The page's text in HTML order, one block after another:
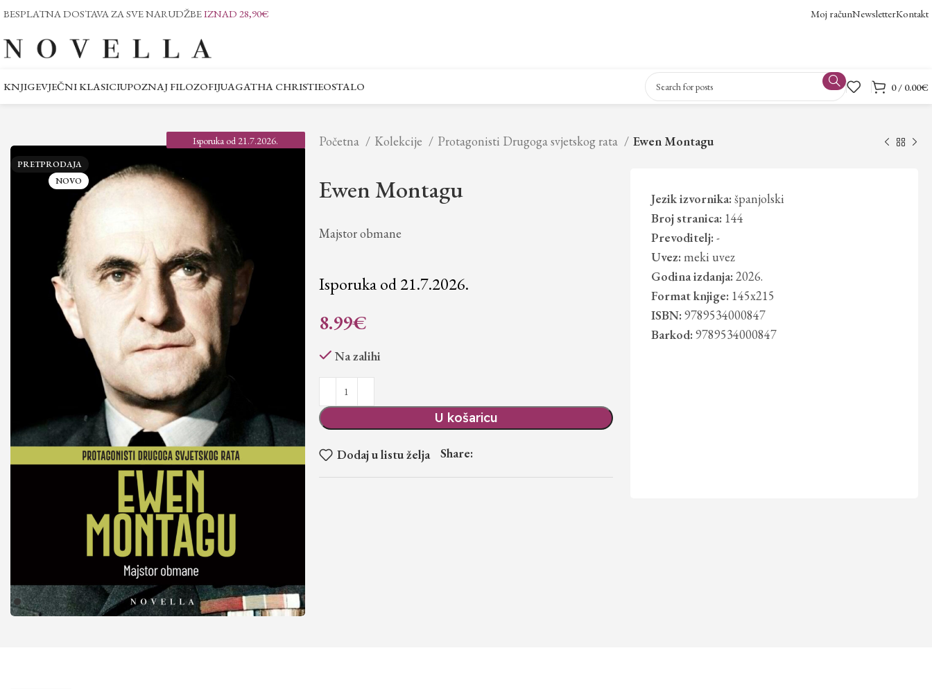
BESPLATNA DOSTAVA ZA SVE NARUDŽBEIZNAD 28,90€ Moj računNewsletterKontakt
KNJIGEVJEČNI KLASICIUPOZNAJ FILOZOFIJUAGATHA CHRISTIEOSTALO 0/ 0.00€
Isporuka od 21.7.2026.
PRETPRODAJA
NOVO
Početna Kolekcije Protagonisti Drugoga svjetskog rata Ewen Montagu
Ewen Montagu
Majstor obmane
Isporuka od 21.7.2026.
8.99€
Na zalihi
U košaricu
Dodaj u listu želja Share:
Jezik izvornika: španjolski
Broj stranica: 144
Prevoditelj: -
Uvez: meki uvez
Godina izdanja: 2026.
Format knjige: 145x215
ISBN: 9789534000847
Barkod: 9789534000847